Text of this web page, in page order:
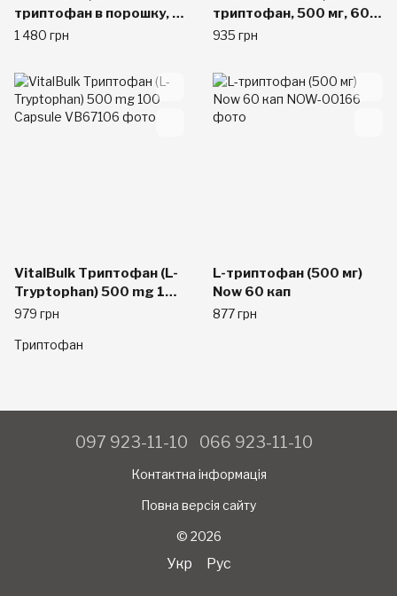
триптофан в порошку, 2
унції (57 р)
1 480 грн
триптофан, 500 мг, 60
капсул
935 грн
VitalBulk Триптофан (L-
Tryptophan) 500 mg 100
Capsule
979 грн
L-триптофан (500 мг)
Now 60 кап
877 грн
Триптофан
097 923-11-10 066 923-11-10
Контактна інформація
Повна версія сайту
© 2026
Укр Рус